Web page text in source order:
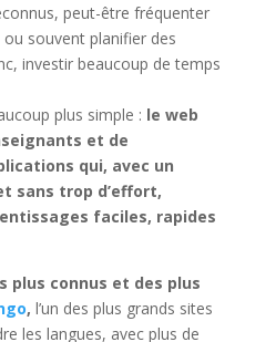
peut-être fréquenter
souvent planifier des
investir beaucoup de temps
plus simple : le web
et de
qui, avec un
sans trop d’effort,
faciles, rapides
plus connus et des plus
, l’un des plus grands sites
les langues, avec plus de